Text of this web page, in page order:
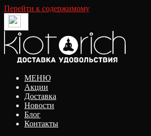
Перейти к содержимому
МЕНЮ
Акции
Доставка
Новости
Блог
Контакты